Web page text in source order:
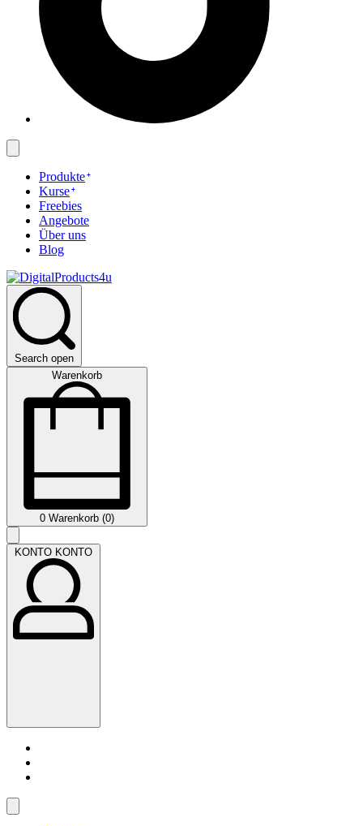
Produkte
Kurse
Freebies
Angebote
Über uns
Blog
Search open
Warenkorb
0 Warenkorb (0)
KONTO KONTO